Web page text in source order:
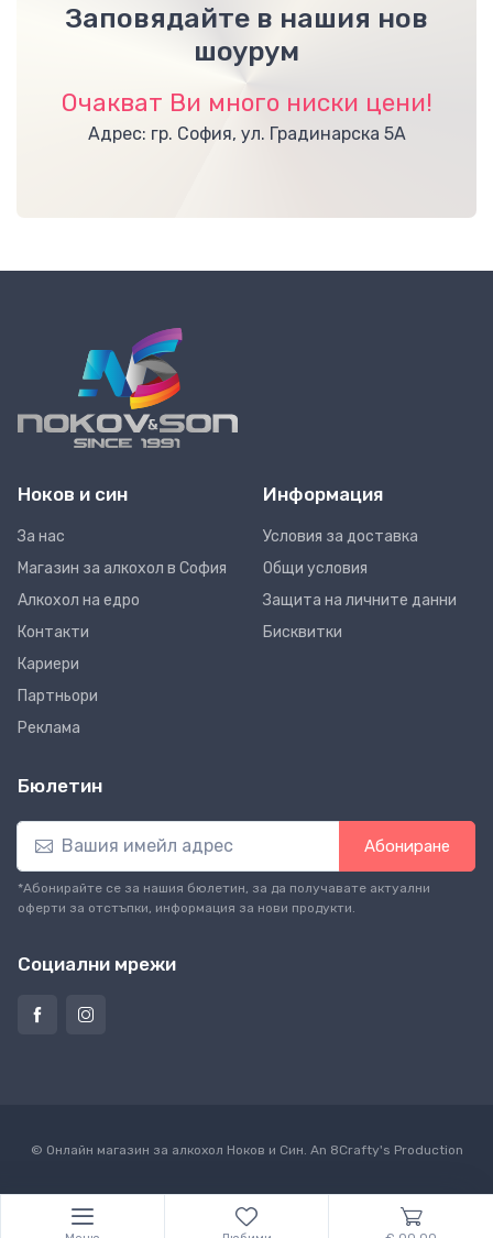
Заповядайте в нашия нов
шоурум
Очакват Ви много ниски цени!
Адрес: гр. София, ул. Градинарска 5А
Ноков и син
За нас
Магазин за алкохол в София
Алкохол на едро
Контакти
Кариери
Партньори
Реклама
Информация
Условия за доставка
Общи условия
Защита на личните данни
Бисквитки
Бюлетин
Абониране
*Абонирайте се за нашия бюлетин, за да получавате актуални
оферти за отстъпки, информация за нови продукти.
Социални мрежи
© Онлайн магазин за алкохол Ноков и Син. An 8Crafty's Production